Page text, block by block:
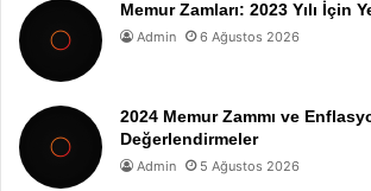
Memur Zamları: 2023 Yılı İçin
Admin 6 Ağustos 2026
2024 Memur Zammı ve
Değerlendirmeler
Admin 5 Ağustos 2026